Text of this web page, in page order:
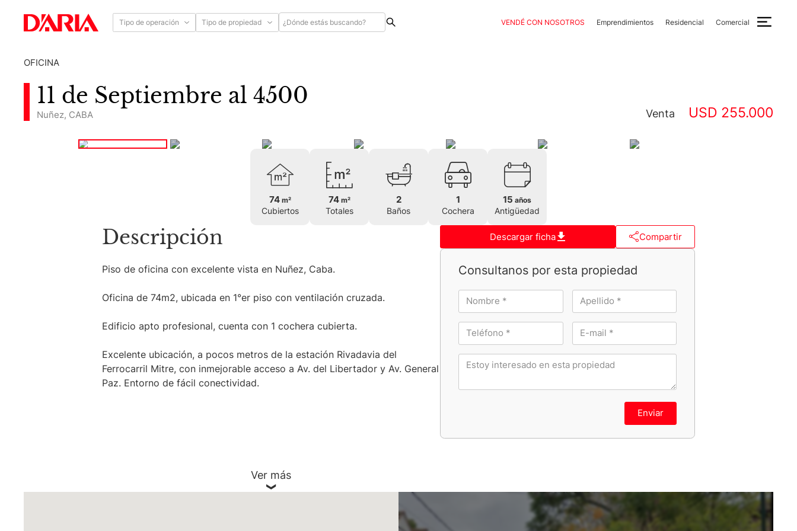
Tipo de operación Tipo de propiedad VENDÉ CON NOSOTROS Emprendimientos Residencial Comercial
OFICINA
11 de Septiembre al 4500
Nuñez, CABA Venta USD 255.000
74 m²
Cubiertos
74 m²
Totales
2
Baños
1
Cochera
15 años
Antigüedad
Descripción
Piso de oficina con excelente vista en Nuñez, Caba.
Oficina de 74m2, ubicada en 1°er piso con ventilación cruzada.
Edificio apto profesional, cuenta con 1 cochera cubierta.
Excelente ubicación, a pocos metros de la estación Rivadavia del
Ferrocarril Mitre, con inmejorable acceso a Av. del Libertador y Av. General
Paz. Entorno de fácil conectividad.
Ver más
Descargar ficha Compartir
Consultanos por esta propiedad
Enviar